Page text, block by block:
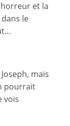
et la
le
mais
pourrait
vois